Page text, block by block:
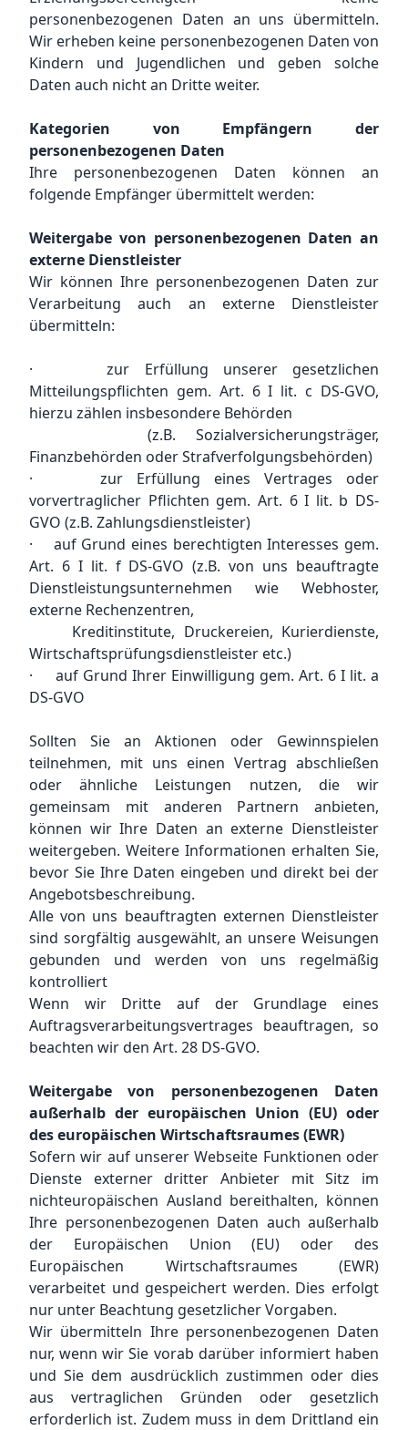
personenbezogenen Daten an uns übermitteln.
Wir erheben keine personenbezogenen Daten von
Kindern und Jugendlichen und geben solche
Daten auch nicht an Dritte weiter.
Kategorien von Empfängern der
personenbezogenen Daten
Ihre personenbezogenen Daten können an
folgende Empfänger übermittelt werden:
Weitergabe von personenbezogenen Daten an
externe Dienstleister
Wir können Ihre personenbezogenen Daten zur
Verarbeitung auch an externe Dienstleister
übermitteln:
· zur Erfüllung unserer gesetzlichen
Mitteilungspflichten gem. Art. 6 I lit. c DS-GVO,
hierzu zählen insbesondere Behörden
(z.B. Sozialversicherungsträger,
Finanzbehörden oder Strafverfolgungsbehörden)
· zur Erfüllung eines Vertrages oder
vorvertraglicher Pflichten gem. Art. 6 I lit. b DS-
GVO (z.B. Zahlungsdienstleister)
· auf Grund eines berechtigten Interesses gem.
Art. 6 I lit. f DS-GVO (z.B. von uns beauftragte
Dienstleistungsunternehmen wie Webhoster,
externe Rechenzentren,
Kreditinstitute, Druckereien, Kurierdienste,
Wirtschaftsprüfungsdienstleister etc.)
· auf Grund Ihrer Einwilligung gem. Art. 6 I lit. a
DS-GVO
Sollten Sie an Aktionen oder Gewinnspielen
teilnehmen, mit uns einen Vertrag abschließen
oder ähnliche Leistungen nutzen, die wir
gemeinsam mit anderen Partnern anbieten,
können wir Ihre Daten an externe Dienstleister
weitergeben. Weitere Informationen erhalten Sie,
bevor Sie Ihre Daten eingeben und direkt bei der
Angebotsbeschreibung.
Alle von uns beauftragten externen Dienstleister
sind sorgfältig ausgewählt, an unsere Weisungen
gebunden und werden von uns regelmäßig
kontrolliert
Wenn wir Dritte auf der Grundlage eines
Auftragsverarbeitungsvertrages beauftragen, so
beachten wir den Art. 28 DS-GVO.
Weitergabe von personenbezogenen Daten
außerhalb der europäischen Union (EU) oder
des europäischen Wirtschaftsraumes (EWR)
Sofern wir auf unserer Webseite Funktionen oder
Dienste externer dritter Anbieter mit Sitz im
nichteuropäischen Ausland bereithalten, können
Ihre personenbezogenen Daten auch außerhalb
der Europäischen Union (EU) oder des
Europäischen Wirtschaftsraumes (EWR)
verarbeitet und gespeichert werden. Dies erfolgt
nur unter Beachtung gesetzlicher Vorgaben.
Wir übermitteln Ihre personenbezogenen Daten
nur, wenn wir Sie vorab darüber informiert haben
und Sie dem ausdrücklich zustimmen oder dies
aus vertraglichen Gründen oder gesetzlich
erforderlich ist. Zudem muss in dem Drittland ein